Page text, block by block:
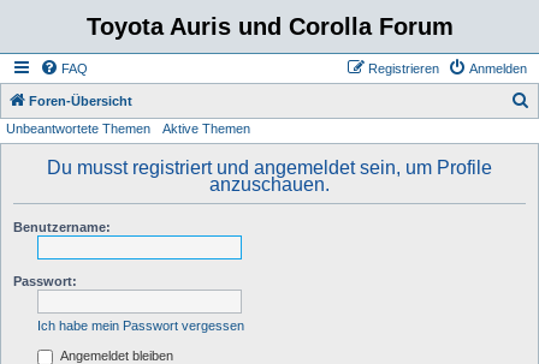
Toyota Auris und Corolla Forum
FAQ Anmelden
Registrieren
Foren-Übersicht
Unbeantwortete Themen Aktive Themen
Du musst registriert und angemeldet sein, um Profile
anzuschauen.
Benutzername:
Passwort:
Ich habe mein Passwort vergessen
Angemeldet bleiben